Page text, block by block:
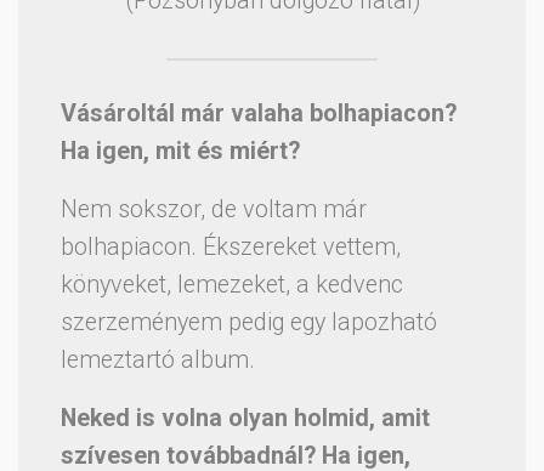
Vásároltál már valaha bolhapiacon?
Ha igen, mit és miért?
Nem sokszor, de voltam már
bolhapiacon. Ékszereket vettem,
könyveket, lemezeket, a kedvenc
szerzeményem pedig egy lapozható
lemeztartó album.
Neked is volna olyan holmid, amit
szívesen továbbadnál? Ha igen,